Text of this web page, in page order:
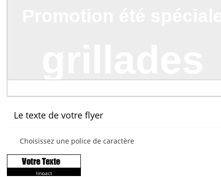
Le texte de votre flyer
Choisissez une police de caractère
Impact